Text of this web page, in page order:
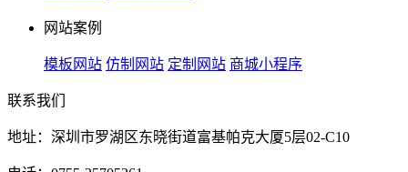
网站案例
模板网站 仿制网站 定制网站 商城小程序
联系我们
地址：深圳市罗湖区东晓街道富基帕克大厦5层02-C10